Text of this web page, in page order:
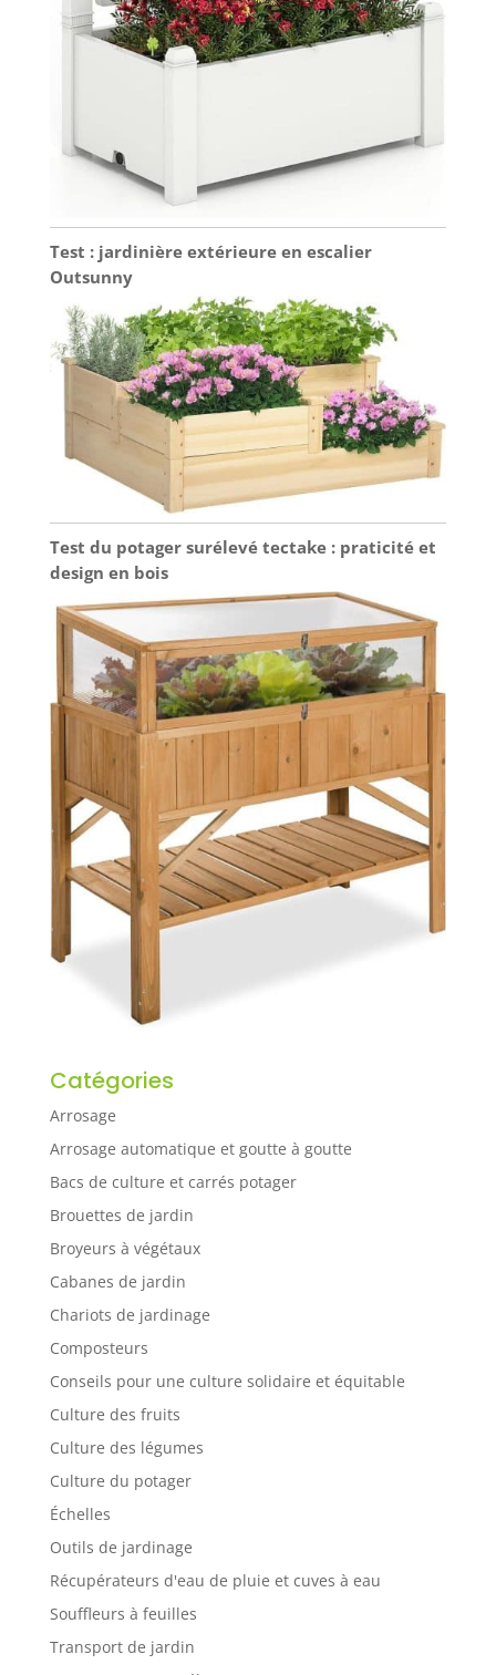
Test : jardinière extérieure en escalier
Outsunny
Test du potager surélevé tectake : praticité et
design en bois
Catégories
Arrosage
Arrosage automatique et goutte à goutte
Bacs de culture et carrés potager
Brouettes de jardin
Broyeurs à végétaux
Cabanes de jardin
Chariots de jardinage
Composteurs
Conseils pour une culture solidaire et équitable
Culture des fruits
Culture des légumes
Culture du potager
Échelles
Outils de jardinage
Récupérateurs d'eau de pluie et cuves à eau
Souffleurs à feuilles
Transport de jardin